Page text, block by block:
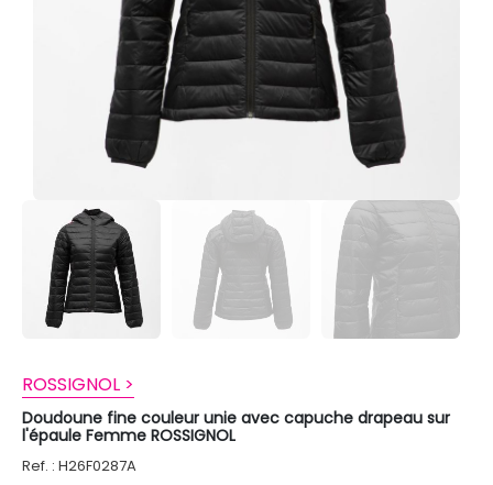
ROSSIGNOL >
Doudoune fine couleur unie avec capuche drapeau sur
l'épaule Femme ROSSIGNOL
Ref. : H26F0287A